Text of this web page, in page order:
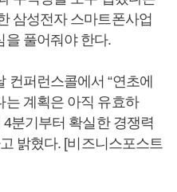
삼성전자 스마트폰사업
을 풀어줘야 한다.
퍼런스콜에서 “연초에
는 계획은 아직 유효하
4분기부터 확실한 경쟁력
밝혔다. [비즈니스포스트